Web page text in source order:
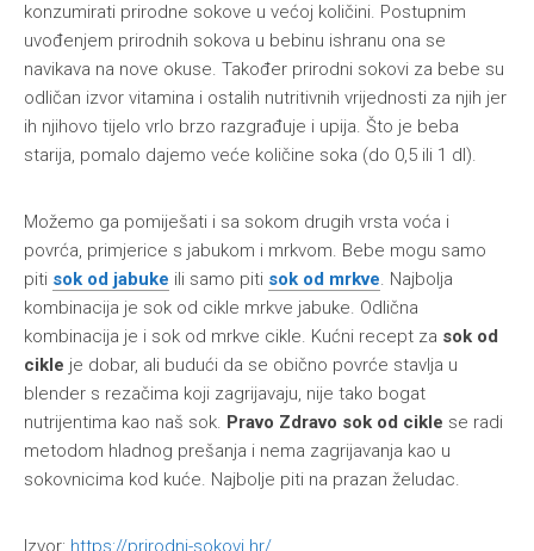
konzumirati prirodne sokove u većoj količini. Postupnim
uvođenjem prirodnih sokova u bebinu ishranu ona se
navikava na nove okuse. Također prirodni sokovi za bebe su
odličan izvor vitamina i ostalih nutritivnih vrijednosti za njih jer
ih njihovo tijelo vrlo brzo razgrađuje i upija. Što je beba
starija, pomalo dajemo veće količine soka (do 0,5 ili 1 dl).
Možemo ga pomiješati i sa sokom drugih vrsta voća i
povrća, primjerice s jabukom i mrkvom. Bebe mogu samo
piti sok od jabuke ili samo piti sok od mrkve. Najbolja
kombinacija je sok od cikle mrkve jabuke. Odlična
kombinacija je i sok od mrkve cikle. Kućni recept za sok od
cikle je dobar, ali budući da se obično povrće stavlja u
blender s rezačima koji zagrijavaju, nije tako bogat
nutrijentima kao naš sok. Pravo Zdravo sok od cikle se radi
metodom hladnog prešanja i nema zagrijavanja kao u
sokovnicima kod kuće. Najbolje piti na prazan želudac.
Izvor: https://prirodni-sokovi.hr/